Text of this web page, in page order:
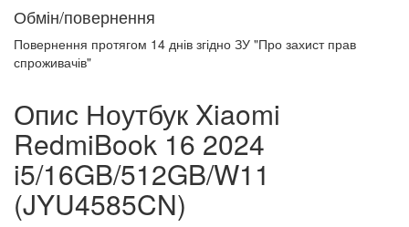
Обмін/повернення
Повернення протягом 14 днів згідно ЗУ "Про захист прав
спроживачів"
Опис Ноутбук Xiaomi
RedmiBook 16 2024
i5/16GB/512GB/W11
(JYU4585CN)